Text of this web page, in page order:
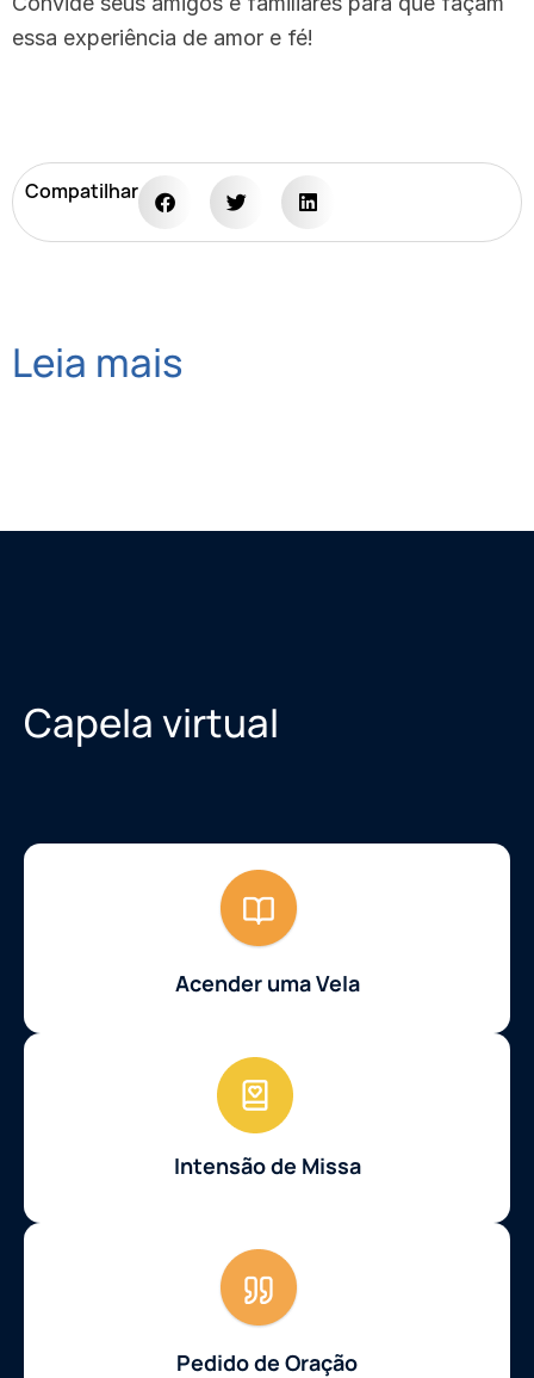
essa experiência de amor e fé!
Compatilhar
Leia mais
Capela virtual
Acender uma Vela
Intensão de Missa
Pedido de Oração